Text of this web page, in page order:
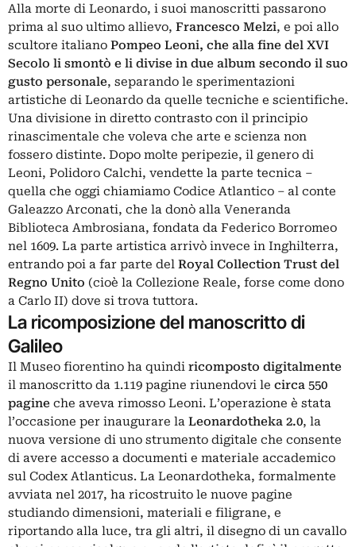
Alla morte di Leonardo, i suoi manoscritti passarono
prima al suo ultimo allievo, Francesco Melzi, e poi allo
scultore italiano Pompeo Leoni, che alla fine del XVI
Secolo li smontò e li divise in due album secondo il suo
gusto personale, separando le sperimentazioni
artistiche di Leonardo da quelle tecniche e scientifiche.
Una divisione in diretto contrasto con il principio
rinascimentale che voleva che arte e scienza non
fossero distinte. Dopo molte peripezie, il genero di
Leoni, Polidoro Calchi, vendette la parte tecnica –
quella che oggi chiamiamo Codice Atlantico – al conte
Galeazzo Arconati, che la donò alla Veneranda
Biblioteca Ambrosiana, fondata da Federico Borromeo
nel 1609. La parte artistica arrivò invece in Inghilterra,
entrando poi a far parte del Royal Collection Trust del
Regno Unito (cioè la Collezione Reale, forse come dono
a Carlo II) dove si trova tuttora.
La ricomposizione del manoscritto di
Galileo
Il Museo fiorentino ha quindi ricomposto digitalmente
il manoscritto da 1.119 pagine riunendovi le circa 550
pagine che aveva rimosso Leoni. L’operazione è stata
l’occasione per inaugurare la Leonardotheka 2.0, la
nuova versione di uno strumento digitale che consente
di avere accesso a documenti e materiale accademico
sul Codex Atlanticus. La Leonardotheka, formalmente
avviata nel 2017, ha ricostruito le nuove pagine
studiando dimensioni, materiali e filigrane, e
riportando alla luce, tra gli altri, il disegno di un cavallo